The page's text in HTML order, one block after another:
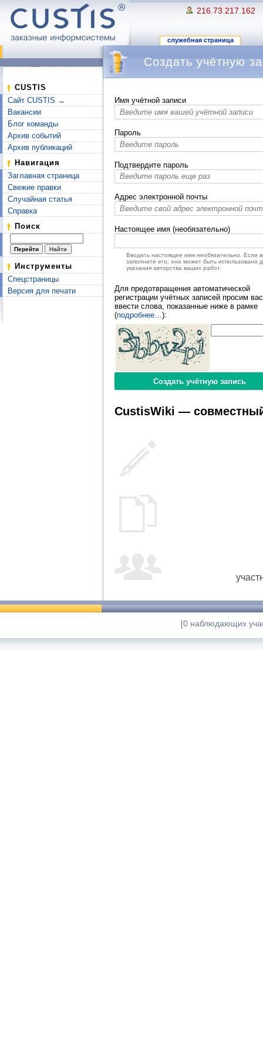
216.73.217.162
служебная страница
CUSTIS
Сайт CUSTIS →
Вакансии
Блог команды
Архив событий
Архив публикаций
Навигация
Заглавная страница
Свежие правки
Случайная статья
Справка
Поиск
Инструменты
Спецстраницы
Версия для печати
Создать учётную
Имя учётной записи
Пароль
Подтвердите пароль
Адрес электронной почты
Настоящее имя (необязательно)
Вводить настоящее имя необязательно. Если
заполните его, оно может быть использовано
указания авторства ваших работ.
Для предотвращения автоматической
регистрации учётных записей просим вас
ввести слова, показанные ниже в рамке
(подробнее… ):
CustisWiki —
[0 наблюдающих